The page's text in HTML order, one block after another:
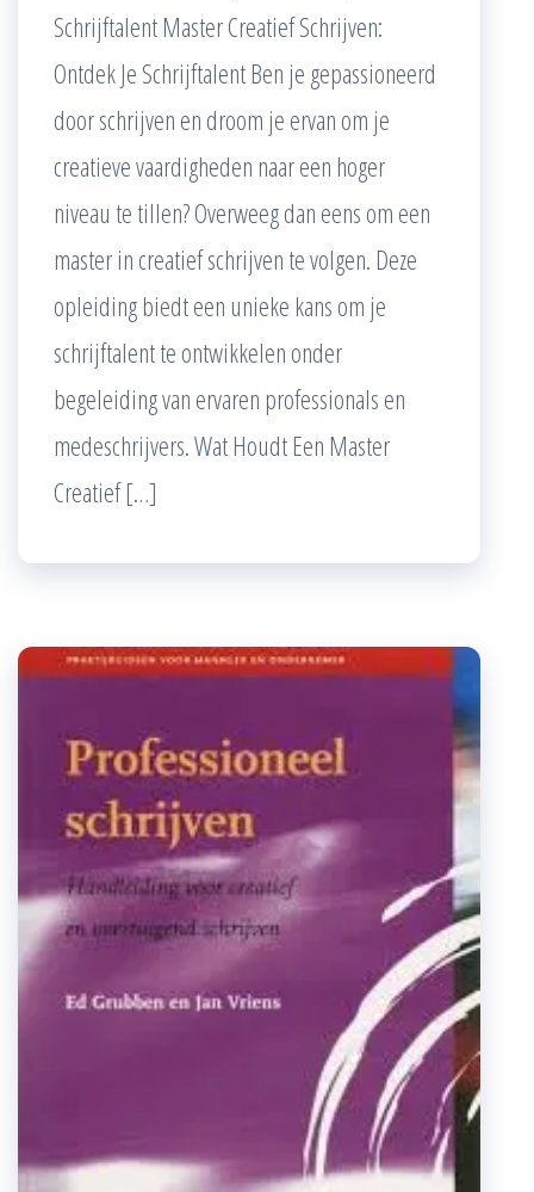
Schrijftalent Master Creatief Schrijven:
Ontdek Je Schrijftalent Ben je gepassioneerd
door schrijven en droom je ervan om je
creatieve vaardigheden naar een hoger
niveau te tillen? Overweeg dan eens om een
master in creatief schrijven te volgen. Deze
opleiding biedt een unieke kans om je
schrijftalent te ontwikkelen onder
begeleiding van ervaren professionals en
medeschrijvers. Wat Houdt Een Master
Creatief […]